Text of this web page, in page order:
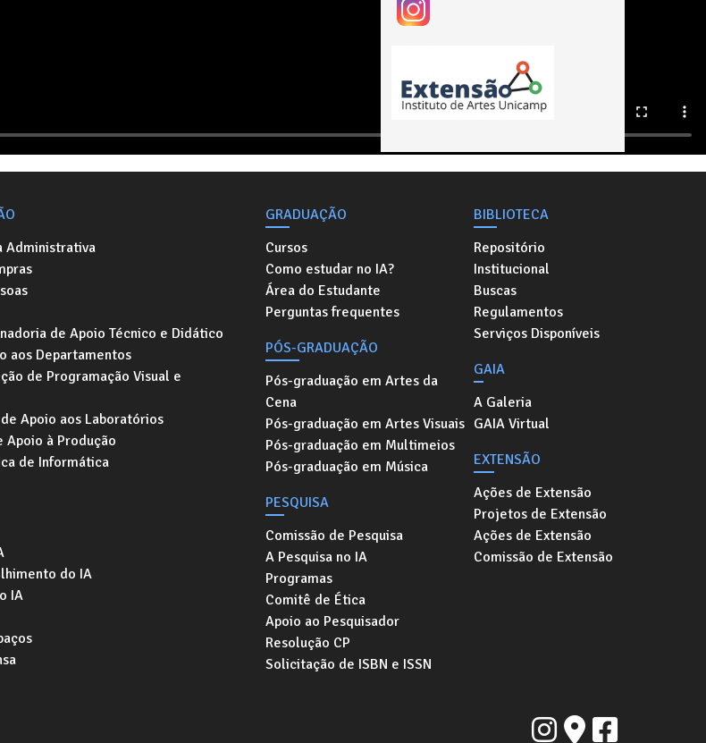
Administrativa
de Apoio Técnico e Didático
aos Departamentos
de Programação Visual e
Apoio aos Laboratórios
Apoio à Produção
de Informática
do IA
IA
GRADUAÇÃO
Cursos
Como estudar no IA?
Área do Estudante
Perguntas frequentes
PÓS-GRADUAÇÃO
Pós-graduação em Artes da
Cena
Pós-graduação em Artes Visuais
Pós-graduação em Multimeios
Pós-graduação em Música
PESQUISA
Comissão de Pesquisa
A Pesquisa no IA
Programas
Comitê de Ética
Apoio ao Pesquisador
Resolução CP
Solicitação de ISBN e ISSN
BIBLIOTECA
Repositório
Institucional
Buscas
Regulamentos
Serviços Disponíveis
GAIA
A Galeria
GAIA Virtual
EXTENSÃO
Ações de Extensão
Projetos de Extensão
Ações de Extensão
Comissão de Extensão